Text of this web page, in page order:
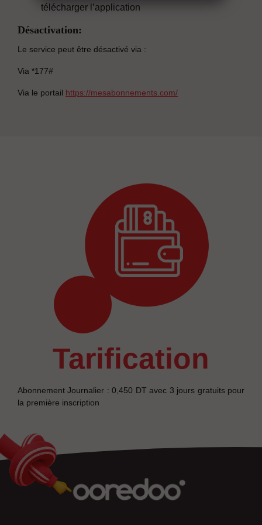
télécharger l’application
Désactivation:
Le service peut être désactivé via :
Via *177#
Via le portail https://mesabonnements.com/
tarification
Abonnement Journalier : 0,450 DT avec 3 jours gratuits pour
la première inscription